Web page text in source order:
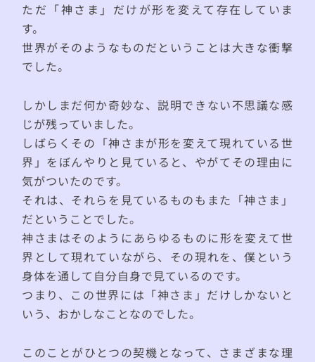
ただ「神さま」だけが形を変えて存在していま
す。
世界がそのようなものだということは大きな衝撃
でした。
しかしまだ何か奇妙な、説明できない不思議な感
じが残っていました。
しばらくその「神さまが形を変えて現れている世
界」をぼんやりと見ていると、やがてその理由に
気がついたのです。
それは、それらを見ているものもまた「神さま」
だということでした。
神さまはそのようにあらゆるものに形を変えて世
界として現れていながら、その現れを、僕という
身体を通して自分自身で見ているのです。
つまり、この世界には「神さま」だけしかないと
いう、おかしなことなのでした。
このことがひとつの契機となって、さまざまな理